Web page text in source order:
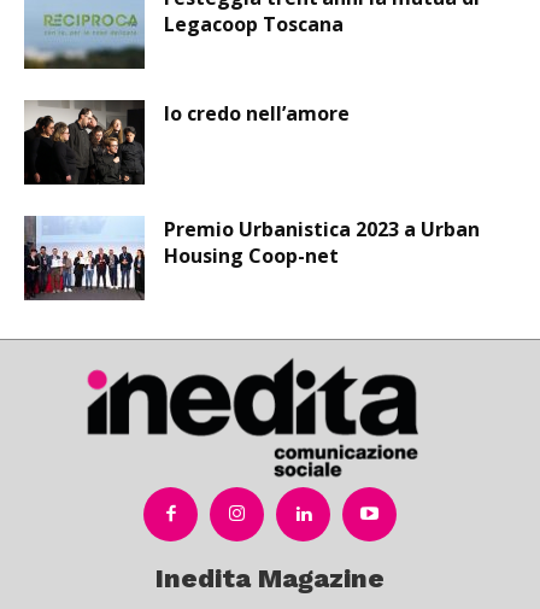
Legacoop Toscana
Io credo nell’amore
Premio Urbanistica 2023 a Urban
Housing Coop-net
Inedita Magazine